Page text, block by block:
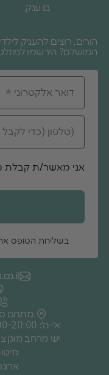
בו ענק.
הורים, רוצים להעניק
המושלם? הירשמו
אני מאשר/ת קבלת
בשליחת הטופס
מתחם סוהו, קומה 2 (מפי 5, נתניה).
א׳-ה׳: 10:00-20:00, ו׳ וערבי חג: 9:00-14:00
יש מרחב מוגן